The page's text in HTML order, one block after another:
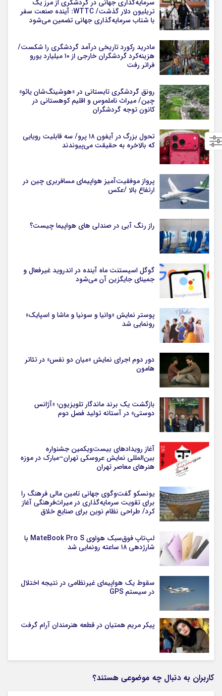
سرمایه‌گذاری جهانی در گردشگری از مرز یک
تریلیون دلار گذشت/ WTTC: آینده صنعت سفر
با شتاب سرمایه‌گذاری جهانی تضمین می‌شود
مادرید رکورد تاریخی درآمد گردشگری را شکست/
هزینه‌کرد گردشگران خارجی از ۱۰ میلیارد یورو
فراتر رفت
رونق گردشگری تابستانی در «هوشینگ‌شان یائو»
چین/ میراث ناملموس و اقلیم کوهستانی در
کانون توجه گردشگران
تحول بزرگ در آیفون ۱۸ پرو/ سه قابلیت رویایی
که بالاخره به حقیقت می‌پیوندند
پرواز موفقیت‌آمیز هواپیمای مسافربری چین در
ارتفاع بالا /عکس
راز رنگ آبی در صندلی های هواپیما چیست؟
گوگل اسیستنت ماه آینده در اندروید غیرفعال و
جمینای جایگزین آن می‌شود
پوستر نمایش «وانیا و سونیا و ماشا و اسپایک»
رونمایی شد
دور دوم اجرای نمایش «میان دو نفس» در تئاتر
هامون
بازگشت یک برند ماندگار تلویزیون؛ «آژانس
دوستی» در آستانه تولید فصل دوم
آغاز رویدادهای بیست‌ویکمین جشنواره
بین‌المللی نمایش عروسکی تهران–مبارک در موزه
هنرهای معاصر تهران
یونسکو گفت‌وگوی جهانی تامین مالی فرهنگ را
برای تقویت سرمایه‌گذاری در میراث‌فرهنگی آغاز
کرد/ طراحی نظام نوین برای صنایع خلاق
لپ‌تاپ فوق‌سبک هواوی MateBook Pro S با
شارژدهی ۱۸ ساعته رونمایی شد
سقوط یک هواپیمای غیرنظامی در نتیجه اختلال
در سیستم‌ GPS
پیکر مریم همتیان در قطعه هنرمندان آرام گرفت
کاربران به دنبال چه موضوعی هستند؟